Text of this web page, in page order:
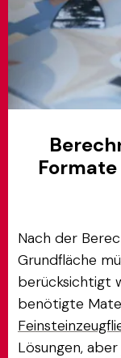
Nach der
Grundfläche
berücksichtigt
benötigte
Lösungen,